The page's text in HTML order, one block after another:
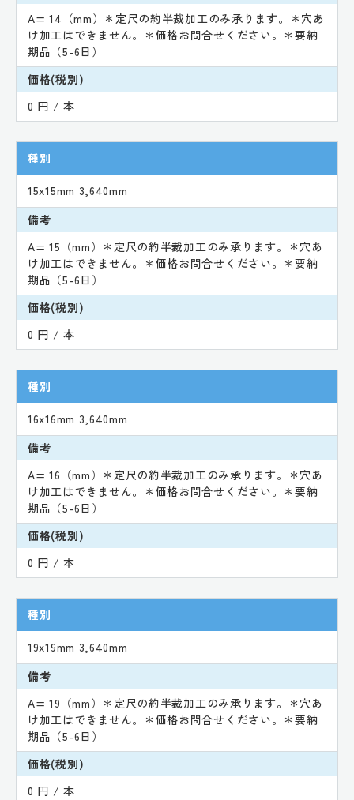
A= 14（mm）＊定尺の約半裁加工のみ承ります。＊穴あ
け加工はできません。＊価格お問合せください。＊要納
期品（5-6日）
価格(税別)
0 円 / 本
種別
15x15mm 3,640mm
備考
A= 15（mm）＊定尺の約半裁加工のみ承ります。＊穴あ
け加工はできません。＊価格お問合せください。＊要納
期品（5-6日）
価格(税別)
0 円 / 本
種別
16x16mm 3,640mm
備考
A= 16（mm）＊定尺の約半裁加工のみ承ります。＊穴あ
け加工はできません。＊価格お問合せください。＊要納
期品（5-6日）
価格(税別)
0 円 / 本
種別
19x19mm 3,640mm
備考
A= 19（mm）＊定尺の約半裁加工のみ承ります。＊穴あ
け加工はできません。＊価格お問合せください。＊要納
期品（5-6日）
価格(税別)
0 円 / 本